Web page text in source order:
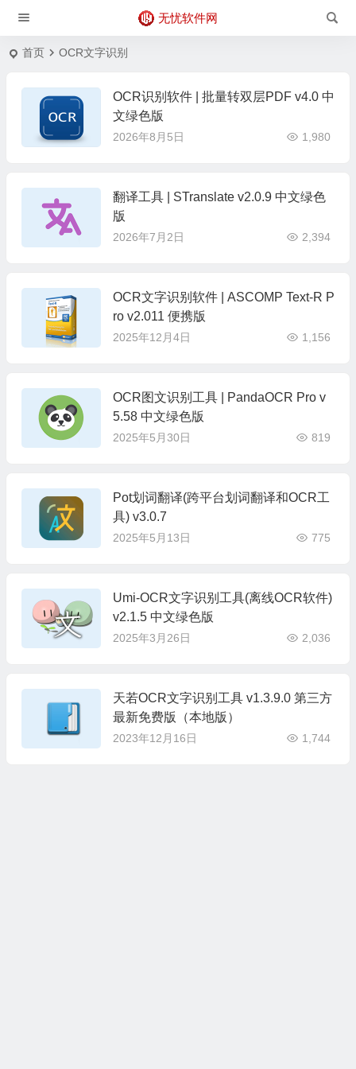
无忧软件网
首页 OCR文字识别
OCR识别软件 | 批量转双层PDF v4.0 中
文绿色版
2026年8月5日 1,980
翻译工具 | STranslate v2.0.9 中文绿色
版
2026年7月2日 2,394
OCR文字识别软件 | ASCOMP Text-R P
ro v2.011 便携版
2025年12月4日 1,156
OCR图文识别工具 | PandaOCR Pro v
5.58 中文绿色版
2025年5月30日 819
Pot划词翻译(跨平台划词翻译和OCR工
具) v3.0.7
2025年5月13日 775
Umi-OCR文字识别工具(离线OCR软件)
v2.1.5 中文绿色版
2025年3月26日 2,036
天若OCR文字识别工具 v1.3.9.0 第三方
最新免费版（本地版）
2023年12月16日 1,744